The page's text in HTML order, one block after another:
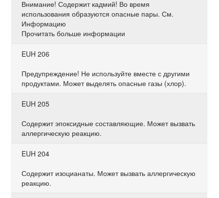
Внимание! Содержит кадмий! Во время
использования образуются опасные пары. См.
Информацию
Прочитать больше информации
EUH 206
Предупреждение! Не используйте вместе с другими
продуктами. Может выделять опасные газы (хлор).
EUH 205
Содержит эпоксидные составляющие. Может вызвать
аллергическую реакцию.
EUH 204
Содержит изоцианаты. Может вызвать аллергическую
реакцию.